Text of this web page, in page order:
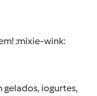
:mixie-wink:
gelados, iogurtes,